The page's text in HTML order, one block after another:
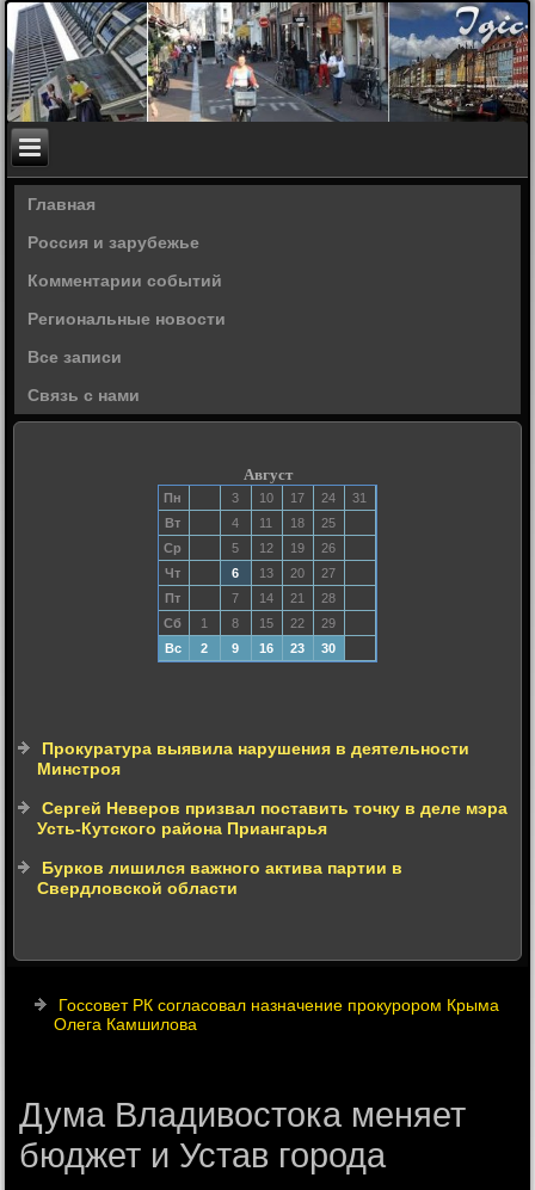
Главная
Россия и зарубежье
Комментарии событий
Региональные новости
Все записи
Связь с нами
Август
Пн 3 10 17 24
31
Вт
4 11 18
25
Ср
5 12 19
26
Чт
6 13 20
27
Пт
7 14 21
28
Сб
1 8 15 22
29
Вс
2 9 16 23 30
Прокуратура выявила нарушения в деятельности
Минстроя
Сергей Неверов призвал поставить точку в деле мэра
Усть-Кутского района Приангарья
Бурков лишился важного актива партии в
Свердловской области
Госсовет РК согласовал назначение прокурором Крыма
Олега Камшилова
Дума Владивостока меняет
бюджет и Устав города